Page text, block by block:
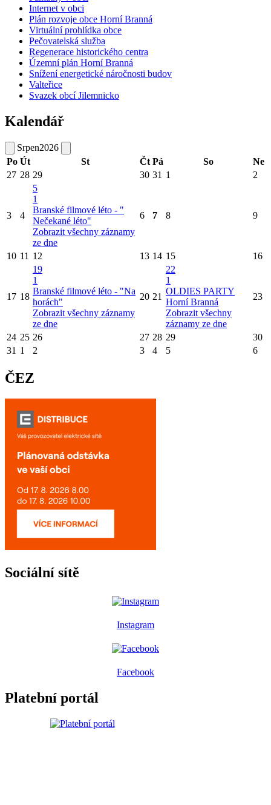
Internet v obci
Plán rozvoje obce Horní Branná
Virtuální prohlídka obce
Pečovatelská služba
Regenerace historického centra
Územní plán Horní Branná
Snížení energetické náročnosti budov
Valteřice
Svazek obcí Jilemnicko
Kalendář
Srpen2026
Po Út St Čt Pá So
Ne
27 28 29 30 31 1 2
3 4
5
1
Branské filmové léto - "
Nečekané léto"
Zobrazit všechny záznamy
ze dne
6 7 8 9
10 11 12 13 14 15 16
17 18
19
1
Branské filmové léto - "Na
horách"
Zobrazit všechny záznamy
ze dne
20 21
22
1
OLDIES PARTY
Horní Branná
Zobrazit všechny
záznamy ze dne
23
24 25 26 27 28 29
30
31 1 2 3 4 5 6
ČEZ
Sociální sítě
Instagram
Facebook
Platební portál